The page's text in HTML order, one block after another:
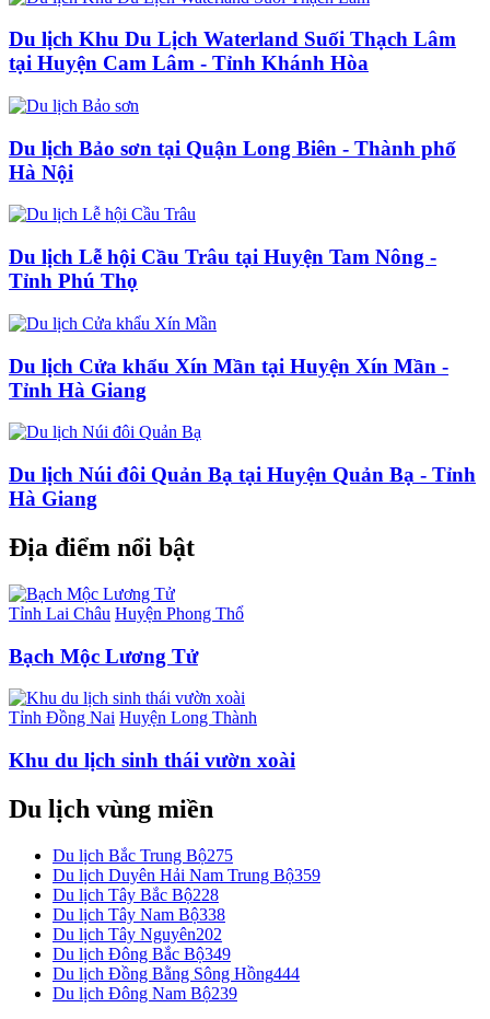
Du lịch Khu Du Lịch Waterland Suối Thạch Lâm
tại Huyện Cam Lâm - Tỉnh Khánh Hòa
Du lịch Bảo sơn tại Quận Long Biên - Thành phố
Hà Nội
Du lịch Lễ hội Cầu Trâu tại Huyện Tam Nông -
Tỉnh Phú Thọ
Du lịch Cửa khẩu Xín Mần tại Huyện Xín Mần -
Tỉnh Hà Giang
Du lịch Núi đôi Quản Bạ tại Huyện Quản Bạ - Tỉnh
Hà Giang
Địa điểm nổi bật
Tỉnh Lai Châu Huyện Phong Thổ
Bạch Mộc Lương Tử
Tỉnh Đồng Nai Huyện Long Thành
Khu du lịch sinh thái vườn xoài
Du lịch vùng miền
Du lịch Bắc Trung Bộ275
Du lịch Duyên Hải Nam Trung Bộ359
Du lịch Tây Bắc Bộ228
Du lịch Tây Nam Bộ338
Du lịch Tây Nguyên202
Du lịch Đông Bắc Bộ349
Du lịch Đồng Bằng Sông Hồng444
Du lịch Đông Nam Bộ239